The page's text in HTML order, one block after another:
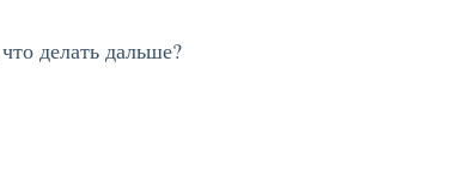
делать дальше?